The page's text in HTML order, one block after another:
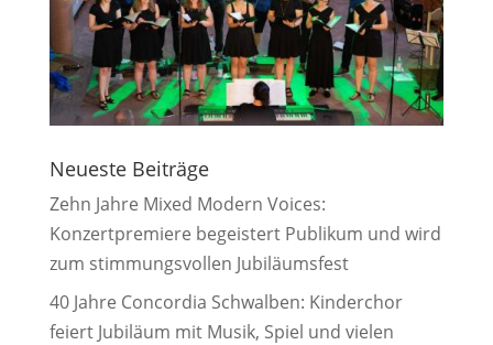
Neueste Beiträge
Zehn Jahre Mixed Modern Voices:
Konzertpremiere begeistert Publikum und wird
zum stimmungsvollen Jubiläumsfest
40 Jahre Concordia Schwalben: Kinderchor
feiert Jubiläum mit Musik, Spiel und vielen